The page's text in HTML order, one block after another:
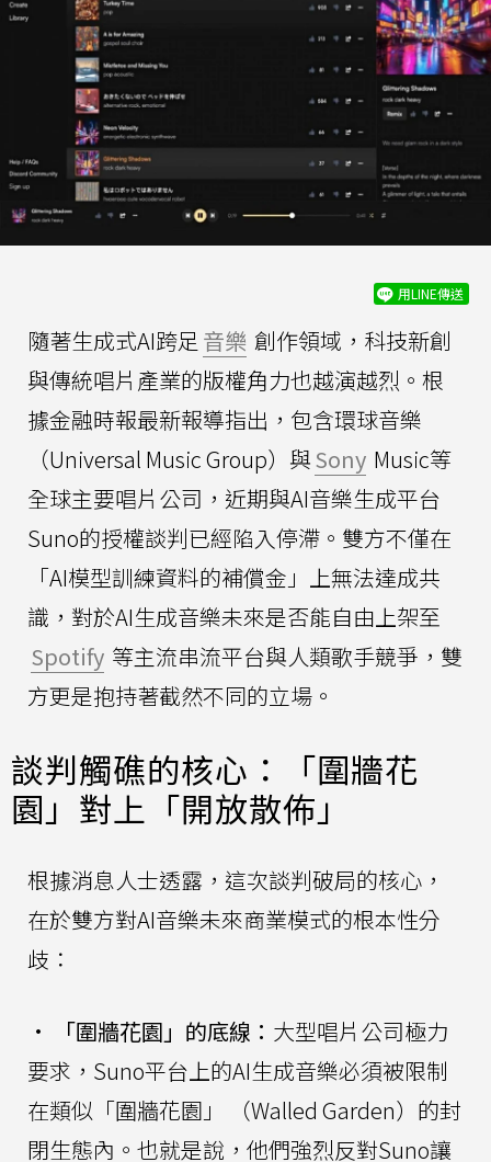
用LINE傳送
隨著生成式AI跨足 音樂 創作領域，科技新創
與傳統唱片產業的版權角力也越演越烈。根
據金融時報最新報導指出，包含環球音樂
（Universal Music Group）與Sony Music等
全球主要唱片公司，近期與AI音樂生成平台
Suno的授權談判已經陷入停滯。雙方不僅在
「AI模型訓練資料的補償金」上無法達成共
識，對於AI生成音樂未來是否能自由上架至
Spotify 等主流串流平台與人類歌手競爭，雙
方更是抱持著截然不同的立場。
談判觸礁的核心：「圍牆花
園」對上「開放散佈」
根據消息人士透露，這次談判破局的核心，
在於雙方對AI音樂未來商業模式的根本性分
歧：
• 「圍牆花園」的底線： 大型唱片公司極力
要求，Suno平台上的AI生成音樂必須被限制
在類似「圍牆花園」 （Walled Garden）的封
閉生態內。也就是說，他們強烈反對Suno讓